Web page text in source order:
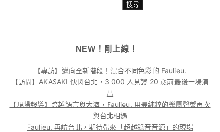
搜尋
NEW！剛上線！
【專訪】邁向全新階段！混合不同色彩的 Faulieu.
【訪問】AKASAKI 快閃台北，3,000 人見證 20 歲前最後一場演
出
【現場報導】跨越語言與大海，Faulieu. 用最純粹的樂團聲響再次
與台北相遇
Faulieu. 再訪台北，期待帶來「超越錄音音源」的現場